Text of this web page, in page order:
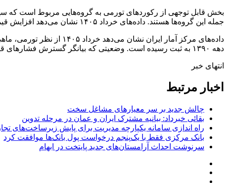
بخش قابل توجهی از رکوردهای تورمی به گروه‌هایی مربوط است که سهم
جمله این گروه‌ها هستند. داده‌های خرداد ۱۴۰۵ نشان می‌دهد افزایش قیمت‌ها به یک یا چند بازار محدود نبوده و بخش‌های مختلف سبد مصرفی خانوار را دربر گرفته است.
داده‌های مرکز آمار
دهه ۱۳۹۰ به ثبت رسیده است. وضعیتی که بیانگر گسترش فشارهای قیمتی به بخش‌های مختلف اقتصاد و افزایش هزینه زندگی خانوارها در سال جاری است./اکوایران
انتهای خبر
اخبار مرتبط
چالش جدید بر سر معیارهای مشاغل سخت
بقائی خبرداد: بیانیه مشترک ایران و عمان در مرحله تدوین
راه اندازی سامانه یکپارچه مدیریت برای پایش زیرساخت‌های
بانک مرکزی فقط با یک‌‎پنجم درخواست پول بانک‌ها موافقت کرد
سرنوشت احداث آرامستان‌های جدید پایتخت در ابهام